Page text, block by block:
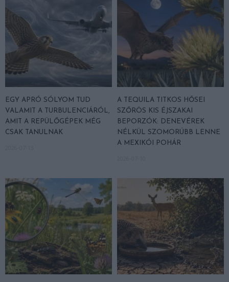
EGY APRÓ SÓLYOM TUD
VALAMIT A TURBULENCIÁRÓL,
AMIT A REPÜLŐGÉPEK MÉG
CSAK TANULNAK
A TEQUILA TITKOS HŐSEI
SZŐRÖS KIS ÉJSZAKAI
BEPORZÓK: DENEVÉREK
NÉLKÜL SZOMORÚBB LENNE
A MEXIKÓI POHÁR